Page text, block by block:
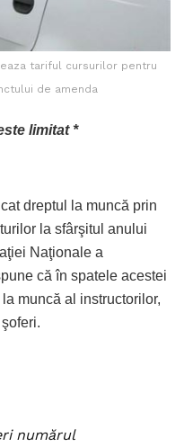
tariful cursurilor pentru
de amenda
limitat *
dreptul la muncă prin
la sfârşitul anului
Naţionale a
că în spatele acestei
muncă al instructorilor,
numărul